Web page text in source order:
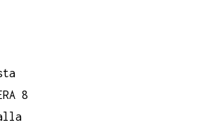
8